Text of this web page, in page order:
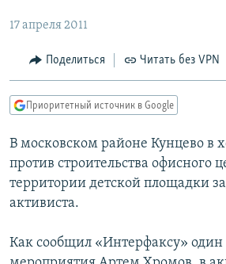
Вернутся
Вернутся
поиску
МНЕНИЯ
КУЛЬТУРА
КАВКАЗ.РЕАЛИИ
СЕВЕР.РЕАЛИИ
СИБИРЬ.РЕАЛИИ
РАСПИСАНИЕ ВЕЩАНИЯ
ПОДПИШИТЕСЬ НА РАССЫЛКУ
17 апреля 2011
Поделиться Читать без VPN
Приоритетный источник в Google
В московском районе Кунцево в
против строительства офисного
территории детской площадки
активиста.
Как сообщил «Интерфаксу» один